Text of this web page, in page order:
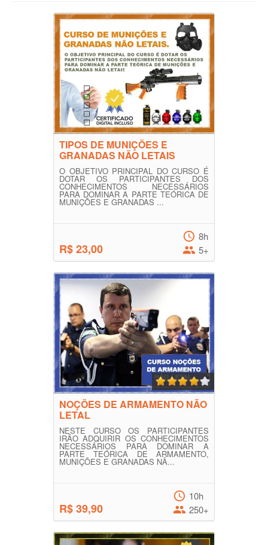
TIPOS DE MUNIÇÕES E
GRANADAS NÃO LETAIS
O OBJETIVO PRINCIPAL DO CURSO É
DOTAR OS PARTICIPANTES DOS
CONHECIMENTOS NECESSÁRIOS
PARA DOMINAR A PARTE TEÓRICA DE
MUNIÇÕES E GRANADAS ...
R$ 23,00
8h
5+
NOÇÕES DE ARMAMENTO NÃO
LETAL
NESTE CURSO OS PARTICIPANTES
IRÃO ADQUIRIR OS CONHECIMENTOS
NECESSÁRIOS PARA DOMINAR A
PARTE TEÓRICA DE ARMAMENTO,
MUNIÇÕES E GRANADAS NÃ...
R$ 39,90
10h
250+